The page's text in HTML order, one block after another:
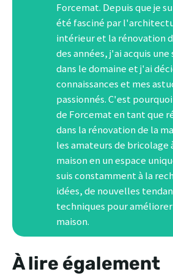
Forcemat. Depuis que je
été fasciné par
intérieur et la rénovation
des années, j'ai acquis
dans le domaine et j'ai
connaissances et mes
passionnés. C'est
de Forcemat en tant que
dans la rénovation de la
les amateurs de
maison en un espace
suis constamment à la
idées, de nouvelles
techniques pour
maison.
À lire également